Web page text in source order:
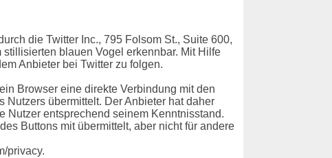
die Twitter Inc., 795 Folsom St., Suite 600,
blauen Vogel erkennbar. Mit Hilfe
Anbieter bei Twitter zu folgen.
Browser eine direkte Verbindung mit den
Nutzers übermittelt. Der Anbieter hat daher
Nutzer entsprechend seinem Kenntnisstand.
Buttons mit übermittelt, aber nicht für andere
privacy.